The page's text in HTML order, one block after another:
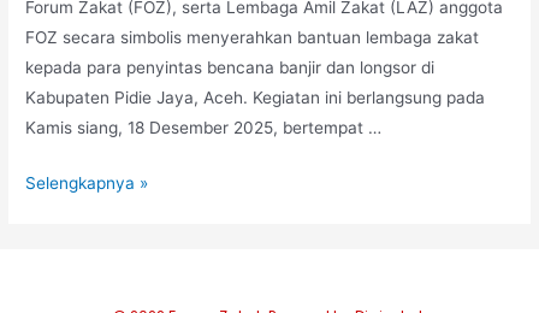
Forum Zakat (FOZ), serta Lembaga Amil Zakat (LAZ) anggota
FOZ secara simbolis menyerahkan bantuan lembaga zakat
kepada para penyintas bencana banjir dan longsor di
Kabupaten Pidie Jaya, Aceh. Kegiatan ini berlangsung pada
Kamis siang, 18 Desember 2025, bertempat …
Selengkapnya »